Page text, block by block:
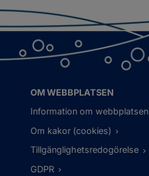
OM WEBBPLATSEN
Information om webbplatsen
Om kakor (cookies)
Tillgänglighetsredogörelse
GDPR